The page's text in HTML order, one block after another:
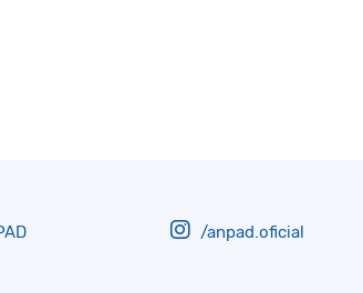
/anpad.oficial